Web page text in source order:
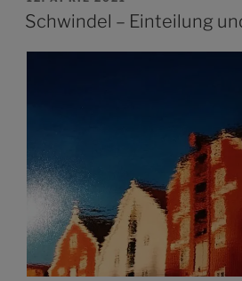
AM
Schwindel – Einteilung